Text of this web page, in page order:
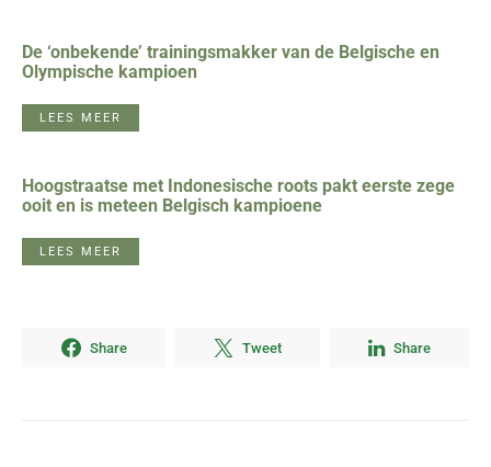
De ‘onbekende’ trainingsmakker van de Belgische en
Olympische kampioen
LEES MEER
Hoogstraatse met Indonesische roots pakt eerste zege
ooit en is meteen Belgisch kampioene
LEES MEER
Share Tweet Share